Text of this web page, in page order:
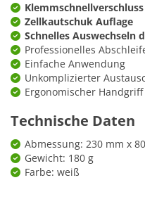
Klemmschnellverschluss
Zellkautschuk Auflage
Schnelles Auswechseln
Professionelles
Einfache Anwendung
Unkomplizierter
Ergonomischer Handgriff
Technische Daten
Abmessung: 230 mm x
Gewicht: 180 g
Farbe: weiß